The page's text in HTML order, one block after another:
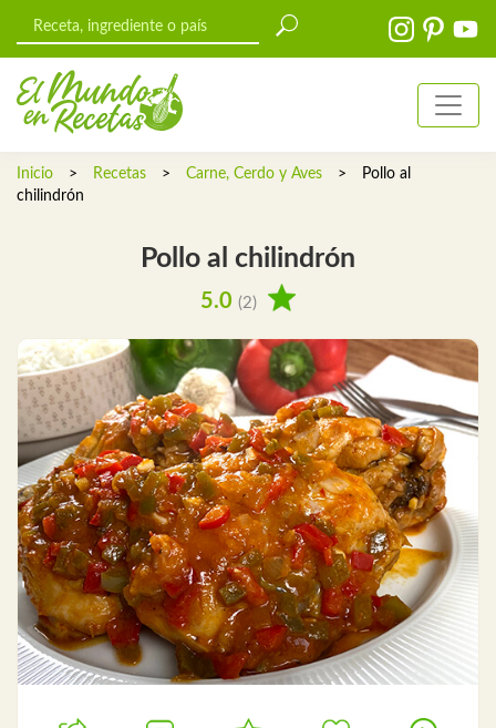
Inicio > Recetas > Carne, Cerdo y Aves >
Pollo al
chilindrón
Pollo al chilindrón
5.0 (2)